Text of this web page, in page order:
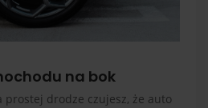
na bok
prostej drodze czujesz, że auto